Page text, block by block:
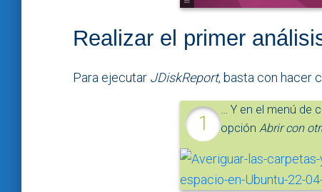
Realizar el primer
Para ejecutar JDiskReport, basta con hacer
… Y en el menú de
opción Abrir con